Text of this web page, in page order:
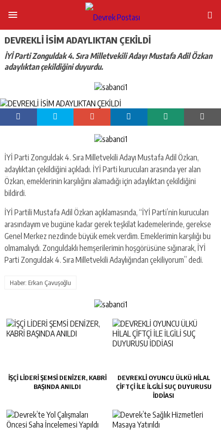
DEVREKLİ İSİM ADAYLIKTAN ÇEKİLDİ
İYİ Parti Zonguldak 4. Sıra Milletvekili Adayı Mustafa Adil Özkan
adaylıktan çekildiğini duyurdu.
İYİ Parti Zonguldak 4. Sıra Milletvekili Adayı Mustafa Adil Özkan,
adaylıktan çekildiğini açıkladı. İYİ Parti kurucuları arasında yer alan
Özkan, emeklerinin karşılığını alamadığı için adaylıktan çekildiğini
bildirdi.
İYİ Partili Mustafa Adil Özkan açıklamasında, “İYİ Parti’nin kurucuları
arasındayım ve bugüne kadar gerek teşkilat kademelerinde, gerekse
Genel Merkez nezdinde büyük emek verdim. Emeklerimin karşılığı bu
olmamalıydı. Zonguldaklı hemşerilerimin hoşgörüsüne sığınarak, İYİ
Parti Zonguldak 4. Sıra Milletvekili Adaylığından çekiliyorum” dedi.
Haber: Erkan Çavuşoğlu
İŞÇİ LİDERİ ŞEMSİ DENİZER, KABRİ
BAŞINDA ANILDI
DEVREKLİ OYUNCU ÜLKÜ HİLAL
ÇİFTÇİ İLE İLGİLİ SUÇ DUYURUSU
İDDİASI